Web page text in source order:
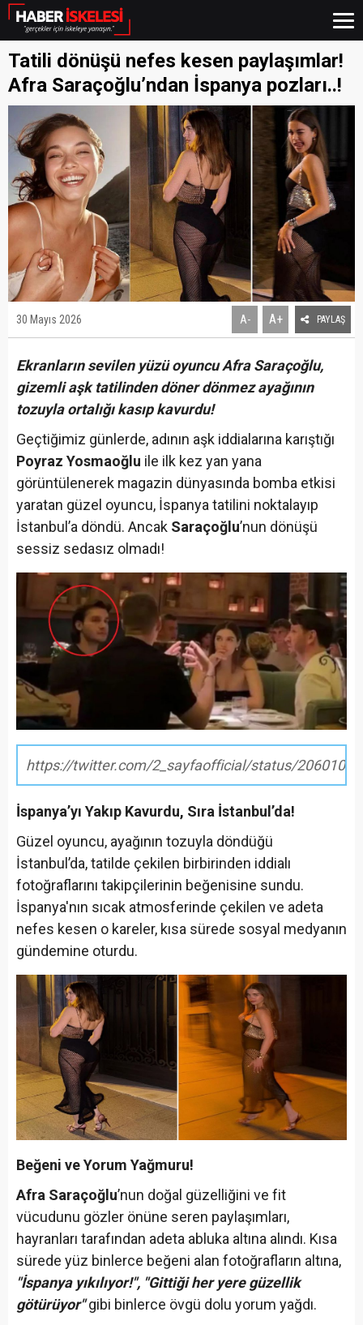
Tatili dönüşü nefes kesen paylaşımlar!
Afra Saraçoğlu’ndan İspanya pozları..!
30 Mayıs 2026 A- A+ PAYLAŞ
Ekranların sevilen yüzü oyuncu Afra Saraçoğlu,
gizemli aşk tatilinden döner dönmez ayağının
tozuyla ortalığı kasıp kavurdu!
Geçtiğimiz günlerde, adının aşk iddialarına karıştığı
Poyraz Yosmaoğlu ile ilk kez yan yana
görüntülenerek magazin dünyasında bomba etkisi
yaratan güzel oyuncu, İspanya tatilini noktalayıp
İstanbul’a döndü. Ancak Saraçoğlu’nun dönüşü
sessiz sedasız olmadı!
https://twitter.com/2_sayfaofficial/status/
İspanya’yı Yakıp Kavurdu, Sıra İstanbul’da!
Güzel oyuncu, ayağının tozuyla döndüğü
İstanbul’da, tatilde çekilen birbirinden iddialı
fotoğraflarını takipçilerinin beğenisine sundu.
İspanya'nın sıcak atmosferinde çekilen ve adeta
nefes kesen o kareler, kısa sürede sosyal medyanın
gündemine oturdu.
Beğeni ve Yorum Yağmuru!
Afra Saraçoğlu’nun doğal güzelliğini ve fit
vücudunu gözler önüne seren paylaşımları,
hayranları tarafından adeta abluka altına alındı. Kısa
sürede yüz binlerce beğeni alan fotoğrafların altına,
"İspanya yıkılıyor!", "Gittiği her yere güzellik
götürüyor"gibi binlerce övgü dolu yorum yağdı.